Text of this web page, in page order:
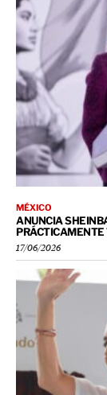
MÉXICO
ANUNCIA
17/06/2026